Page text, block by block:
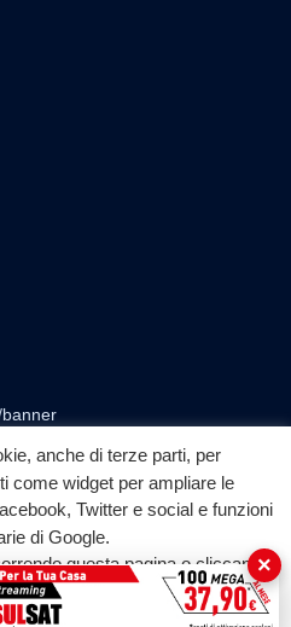
◎ ▶
YouTube
anche di terze parti, per
come widget per ampliare le
Twitter e social e funzioni
di Google.
questa pagina o cliccando
acconsenti all'uso dei cookie.
×